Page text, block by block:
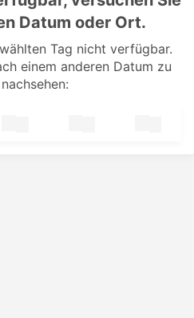
Datum oder Ort.
Tag nicht verfügbar.
einem anderen Datum zu